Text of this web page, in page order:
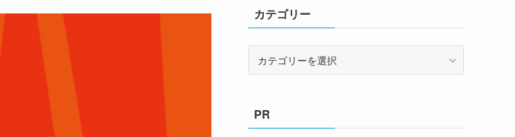
カテゴリー
ーPR